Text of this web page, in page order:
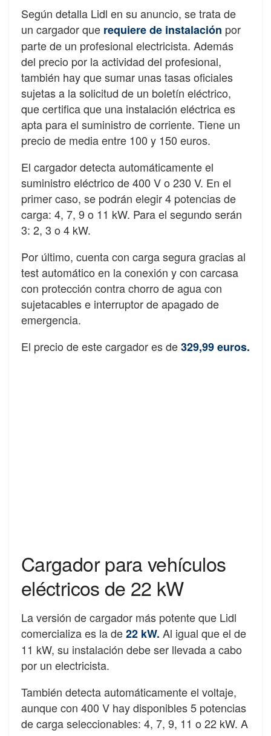
Según detalla Lidl en su anuncio, se trata de
un cargador que requiere de instalación por
parte de un profesional electricista. Además
del precio por la actividad del profesional,
también hay que sumar unas tasas oficiales
sujetas a la solicitud de un boletín eléctrico,
que certifica que una instalación eléctrica es
apta para el suministro de corriente. Tiene un
precio de media entre 100 y 150 euros.
El cargador detecta automáticamente el
suministro eléctrico de 400 V o 230 V. En el
primer caso, se podrán elegir 4 potencias de
carga: 4, 7, 9 o 11 kW. Para el segundo serán
3: 2, 3 o 4 kW.
Por último, cuenta con carga segura gracias al
test automático en la conexión y con carcasa
con protección contra chorro de agua con
sujetacables e interruptor de apagado de
emergencia.
El precio de este cargador es de329,99 euros.
Cargador para vehículos
eléctricos de 22 kW
La versión de cargador más potente que Lidl
comercializa es la de22 kW. Al igual que el de
11 kW, su instalación debe ser llevada a cabo
por un electricista.
También detecta automáticamente el voltaje,
aunque con 400 V hay disponibles 5 potencias
de carga seleccionables: 4, 7, 9, 11 o 22 kW. A